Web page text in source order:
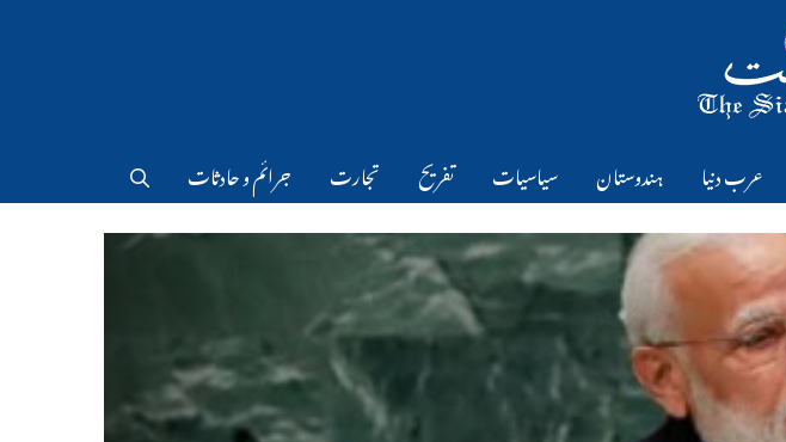
عرب دنیا ہندوستان سیاسیات تفریح تجارت جرائم و حادثات